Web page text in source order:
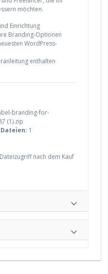
möchten.
Einrichtung
Branding-Optionen
WordPress-
enthalten
branding-for-
(1).zip
1
nach dem Kauf